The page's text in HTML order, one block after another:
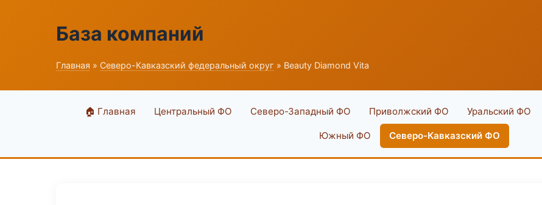
База компаний
Главная » Северо-Кавказский федеральный округ » Beauty Diamond Vita
🏠 Главная Центральный ФО Северо-Западный ФО Приволжский ФО Уральский ФО
Южный ФО Северо-Кавказский ФО